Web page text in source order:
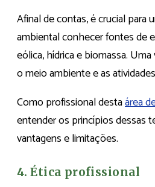
Afinal de contas, é crucial para
ambiental conhecer fontes de
eólica, hídrica e biomassa.
o meio ambiente e as
Como profissional destaárea
entender os princípios dessas
vantagens e limitações.
4. Ética profissional